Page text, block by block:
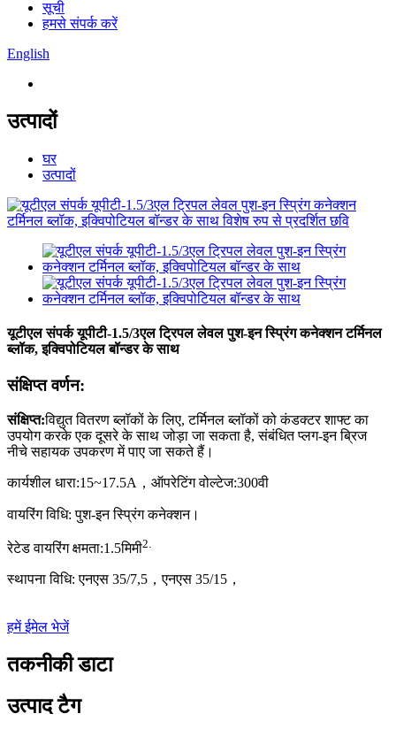
सूची
हमसे संपर्क करें
English
उत्पादों
घर
उत्पादों
यूटीएल संपर्क यूपीटी-1.5/3एल ट्रिपल लेवल पुश-इन स्प्रिंग कनेक्शन टर्मिनल
ब्लॉक, इक्विपोटियल बॉन्डर के साथ
संक्षिप्त वर्णन:
संक्षिप्त:विद्युत वितरण ब्लॉकों के लिए, टर्मिनल ब्लॉकों को कंडक्टर शाफ्ट का
उपयोग करके एक दूसरे के साथ जोड़ा जा सकता है, संबंधित प्लग-इन ब्रिज
नीचे सहायक उपकरण में पाए जा सकते हैं।
कार्यशील धारा:15~17.5A ， ऑपरेटिंग वोल्टेज:300वी
वायरिंग विधि: पुश-इन स्प्रिंग कनेक्शन।
रेटेड वायरिंग क्षमता:1 .5मिमी2.
स्थापना विधि: एनएस 35/7,5，एनएस 35/15 ，
हमें ईमेल भेजें
तकनीकी डाटा
उत्पाद टैग